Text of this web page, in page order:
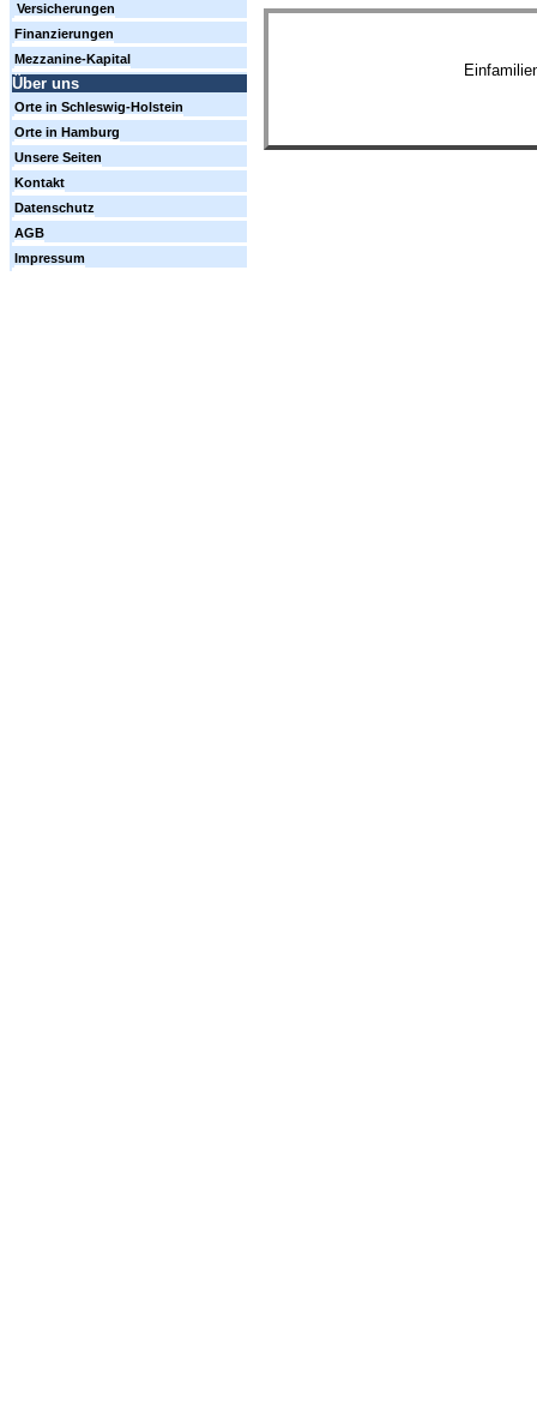
Versicherungen
Finanzierungen
Mezzanine-Kapital
Über uns
Orte in Schleswig-Holstein
Orte in Hamburg
Unsere Seiten
Kontakt
Datenschutz
AGB
Impressum